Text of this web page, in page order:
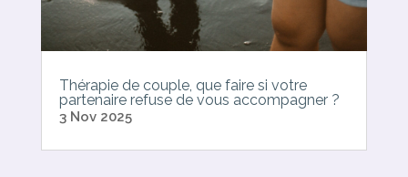
Thérapie de couple, que faire si votre
partenaire refuse de vous accompagner ?
3 Nov 2025